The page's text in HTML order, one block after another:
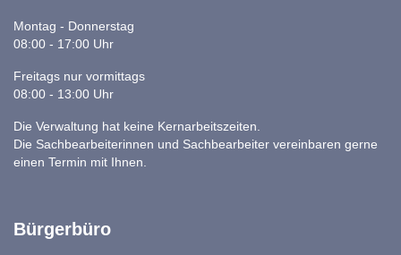
Montag - Donnerstag
08:00 - 17:00 Uhr
Freitags nur vormittags
08:00 - 13:00 Uhr
Die Verwaltung hat keine Kernarbeitszeiten.
Die Sachbearbeiterinnen und Sachbearbeiter vereinbaren gerne
einen Termin mit Ihnen.
Bürgerbüro